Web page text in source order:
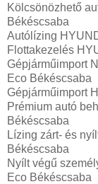
Kölcsönözhető
Békéscsaba
Autólízing
Flottakezelés
Gépjárműimport
Eco Békéscsaba
Gépjárműimport
Prémium autó
Békéscsaba
Lízing zárt- és
Békéscsaba
Nyílt végű
Eco Békéscsaba